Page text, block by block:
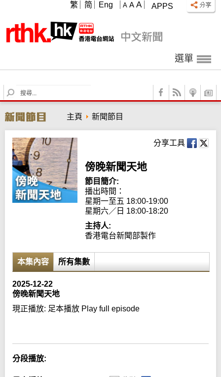
APPS
A A A
繁 简 Eng
選單
S
e
r
c
h
主頁 新聞節目
分享工具
傍晚新聞天地
節目簡介:
播出時間：
星期一至五 18:00-19:00
星期六／日 18:00-18:20
主持人:
香港電台新聞部製作
本集內容 所有集數
2025-12-22
傍晚新聞天地
現正播放: 足本播放 Play full episode
分段播放: